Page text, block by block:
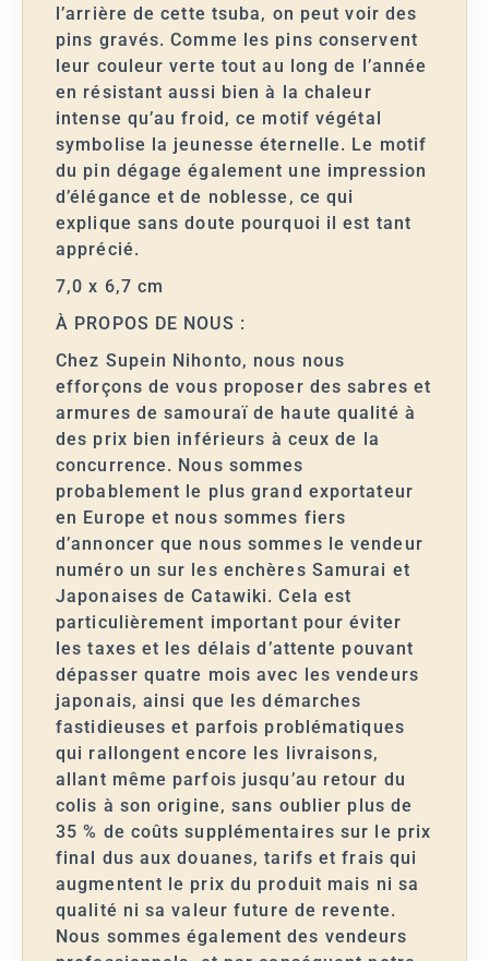
l’arrière de cette tsuba, on peut voir des
pins gravés. Comme les pins conservent
leur couleur verte tout au long de l’année
en résistant aussi bien à la chaleur
intense qu’au froid, ce motif végétal
symbolise la jeunesse éternelle. Le motif
du pin dégage également une impression
d’élégance et de noblesse, ce qui
explique sans doute pourquoi il est tant
apprécié.
7,0 x 6,7 cm
À PROPOS DE NOUS :
Chez Supein Nihonto, nous nous
efforçons de vous proposer des sabres et
armures de samouraï de haute qualité à
des prix bien inférieurs à ceux de la
concurrence. Nous sommes
probablement le plus grand exportateur
en Europe et nous sommes fiers
d’annoncer que nous sommes le vendeur
numéro un sur les enchères Samurai et
Japonaises de Catawiki. Cela est
particulièrement important pour éviter
les taxes et les délais d’attente pouvant
dépasser quatre mois avec les vendeurs
japonais, ainsi que les démarches
fastidieuses et parfois problématiques
qui rallongent encore les livraisons,
allant même parfois jusqu’au retour du
colis à son origine, sans oublier plus de
35 % de coûts supplémentaires sur le prix
final dus aux douanes, tarifs et frais qui
augmentent le prix du produit mais ni sa
qualité ni sa valeur future de revente.
Nous sommes également des vendeurs